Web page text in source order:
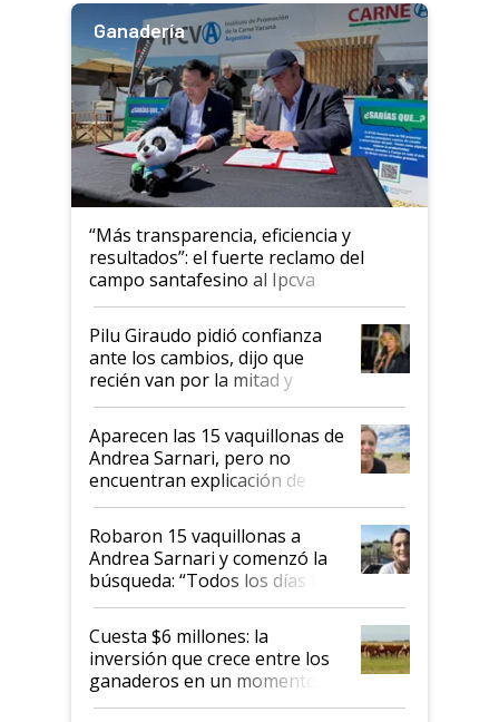
Ganadería
“Más transparencia, eficiencia y
resultados”: el fuerte reclamo del
campo santafesino al Ipcva
Pilu Giraudo pidió confianza
ante los cambios, dijo que
recién van por la mitad y
destacó que exportar dejó de
ser "para unos pocos":
"Tenemos un mandato muy
claro del gobierno nacional"
Aparecen las 15 vaquillonas de
Andrea Sarnari, pero no
encuentran explicación de
cómo llegaron allí
Robaron 15 vaquillonas a
Andrea Sarnari y comenzó la
búsqueda: “Todos los días le
toca a algún productor”
Cuesta $6 millones: la
inversión que crece entre los
ganaderos en un momento
histórico para la actividad